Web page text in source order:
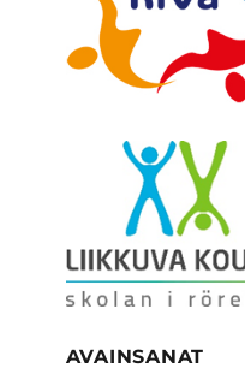
AVAINSANAT